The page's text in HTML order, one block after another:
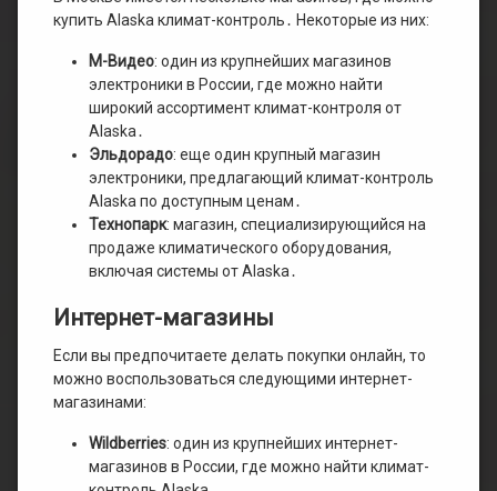
купить Alaska климат-контроль․ Некоторые из них:
М-Видео: один из крупнейших магазинов
электроники в России, где можно найти
широкий ассортимент климат-контроля от
Alaska․
Эльдорадо: еще один крупный магазин
электроники, предлагающий климат-контроль
Alaska по доступным ценам․
Технопарк: магазин, специализирующийся на
продаже климатического оборудования,
включая системы от Alaska․
Интернет-магазины
Если вы предпочитаете делать покупки онлайн, то
можно воспользоваться следующими интернет-
магазинами:
Wildberries: один из крупнейших интернет-
магазинов в России, где можно найти климат-